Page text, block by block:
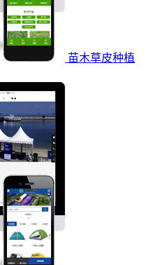
苗木草皮种植